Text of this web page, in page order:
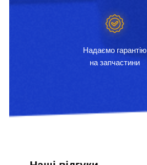
Надаємо гарантію
на запчастини